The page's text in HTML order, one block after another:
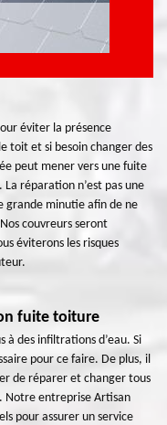
éviter la présence
toit et si besoin changer des
peut mener vers une fuite
réparation n’est pas une
grande minutie afin de ne
couvreurs seront
éviterons les risques
fuite toiture
à des infiltrations d’eau. Si
pour ce faire. De plus, il
de réparer et changer tous
Notre entreprise Artisan
pour assurer un service